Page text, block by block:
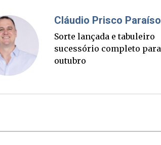
Fabiano Bordignon
Ponte Anita Garibaldi virou
palanque eleitoral